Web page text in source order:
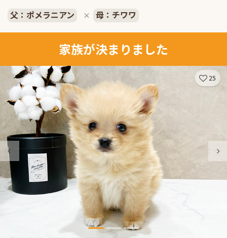
父：ポメラニアン × 母：チワワ
家族が決まりました
25